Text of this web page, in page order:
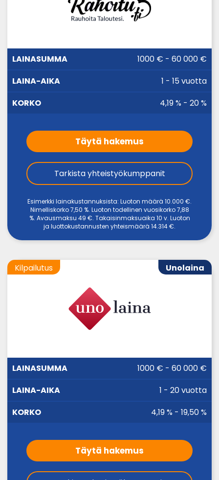
LAINASUMMA KORKO1000 € - 60 000 €
1 - 15 vuotta
4,19 % - 20 %
Täytä hakemus
Tarkista yhteistyökumppanit
Esimerkki lainakustannuksista: Luoton määrä 10.000 €.
Nimelliskorko 7,50 %. Luoton todellinen vuosikorko 7,88
%. Avausmaksu 49 €. Takaisinmaksuaika 10 v. Luoton
ja luottokustannusten yhteismäärä 14.314 €.
Unolaina
Kilpailutus
LAINASUMMA KORKO1000 € - 60 000 €
1 - 20 vuotta
4,19 % - 19,50 %
Täytä hakemus